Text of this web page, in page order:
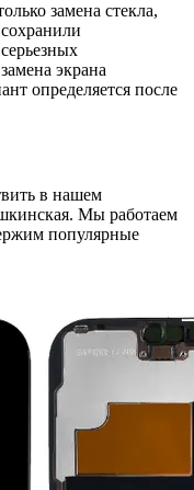
замена стекла,
экрана
определяется после
в нашем
Мы работаем
популярные